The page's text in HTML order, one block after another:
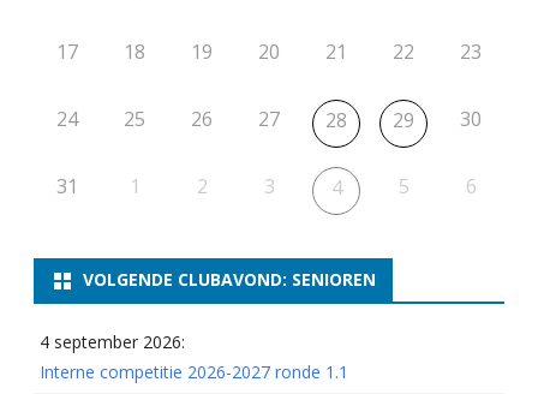
17 18 19 20 21 22 23
24 25 26 27 28 29 30
31 1 2 3 4 5 6
VOLGENDE CLUBAVOND: SENIOREN
4 september 2026:
Interne competitie 2026-2027 ronde 1.1